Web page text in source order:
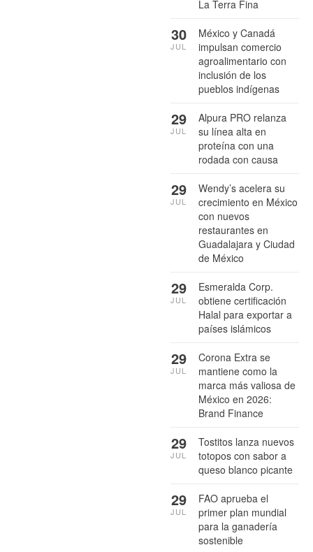
La Terra Fina
México y Canadá
impulsan comercio
agroalimentario con
inclusión de los
pueblos indígenas
30
JUL
Alpura PRO relanza
su línea alta en
proteína con una
rodada con causa
29
JUL
Wendy’s acelera su
crecimiento en México
con nuevos
restaurantes en
Guadalajara y Ciudad
de México
29
JUL
Esmeralda Corp.
obtiene certificación
Halal para exportar a
países islámicos
29
JUL
Corona Extra se
mantiene como la
marca más valiosa de
México en 2026:
Brand Finance
29
JUL
Tostitos lanza nuevos
totopos con sabor a
queso blanco picante
29
JUL
FAO aprueba el
primer plan mundial
para la ganadería
sostenible
29
JUL